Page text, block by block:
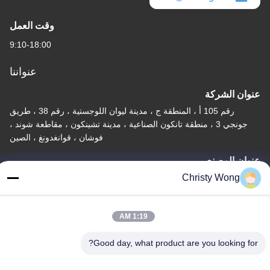
وقت العمل
9:10-18:00
عنواننا
عنوان الشركة
رقم 105 أ ، المنطقة ج ، مدينة ليوان اللوجستية ، رقم 38 ، طريق
جونجي 3 ، منطقة تانكون الصناعية ، مدينة تشينكون ، مقاطعة شوند ،
فوشان ، قوانغدونغ ، الصين
عنوان المصنع
رقم 105 أ ، المنطقة ج ، مدينة ليوان اللوجستية ، رقم 38 ، طريق
Christy Wong
1:19 AM
Good day, what product are you looking for?